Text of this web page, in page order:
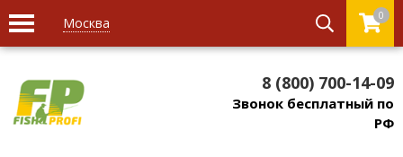
Москва 0
8 (800) 700-14-09
Звонок бесплатный по
РФ